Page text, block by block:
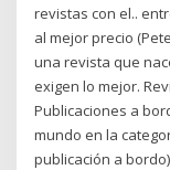
revistas con el..
al mejor precio
una revista que
exigen lo mejor.
Publicaciones a
mundo en la
publicación a